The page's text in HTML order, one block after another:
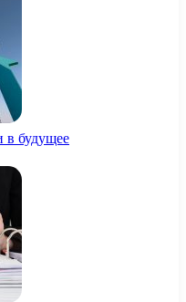
в будущее